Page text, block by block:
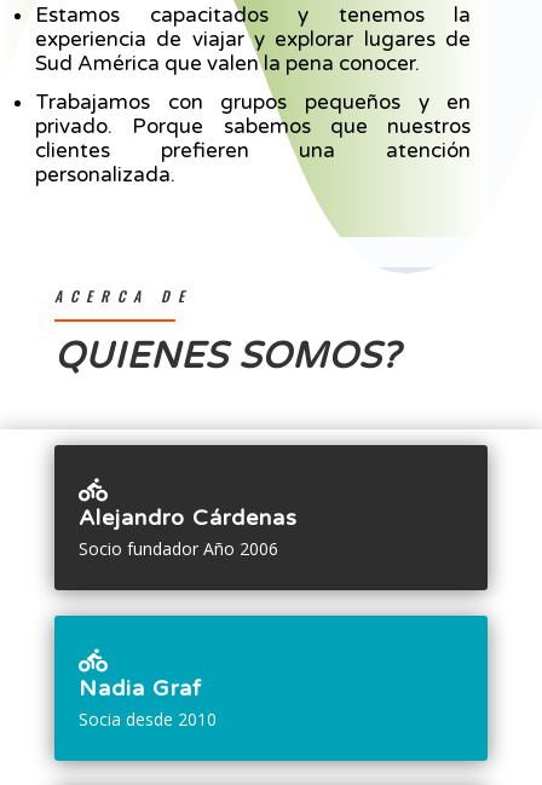
Estamos capacitados y tenemos la
experiencia de viajar y explorar lugares de
Sud América que valen la pena conocer.
Trabajamos con grupos pequeños y en
privado. Porque sabemos que nuestros
clientes prefieren una atención
personalizada.
ACERCA DE
QUIENES SOMOS?

Alejandro Cárdenas
Socio fundador Año 2006

Nadia Graf
Socia desde 2010